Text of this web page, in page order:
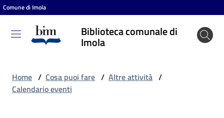
Vai al contenuto
Vai alla navigazione
Vai al footer
Comune di Imola
Biblioteca comunale di
Imola
Biblioteca
comunale
Home / Cosa puoi fare / Altre attività /
Calendario eventi